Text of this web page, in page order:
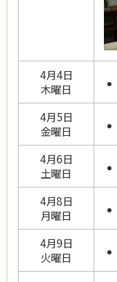
4月4日
木曜日
4月5日
金曜日
4月6日
土曜日
4月8日
月曜日
4月9日
火曜日